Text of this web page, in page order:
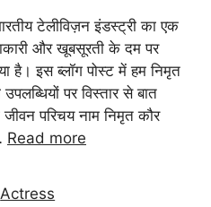
टेलीविज़न इंडस्ट्री का एक
और खूबसूरती के दम पर
है। इस ब्लॉग पोस्ट में हम निमृत
पर विस्तार से बात
परिचय नाम निमृत कौर
Read more
Actress